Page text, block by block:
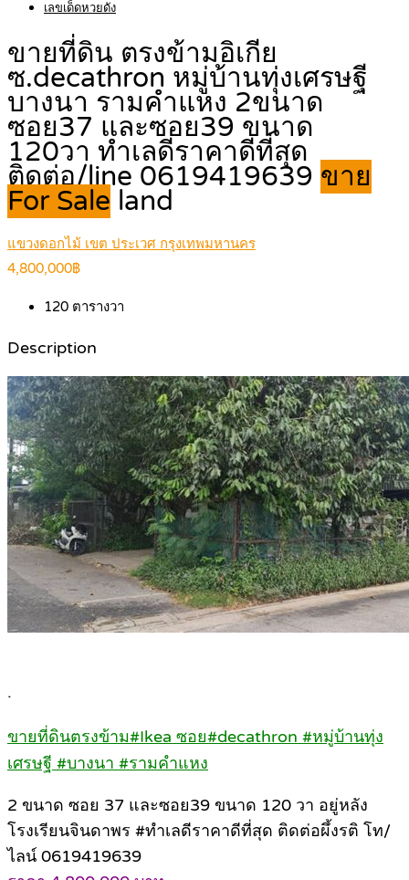
เลขเด็ดหวยดัง
ขายที่ดิน ตรงข้ามอิเกีย
ซ.decathron หมู่บ้านทุ่งเศรษฐี
บางนา รามคำแหง 2ขนาด
ซอย37 และซอย39 ขนาด
120วา ทำเลดีราคาดีที่สุด
ติดต่อ/line 0619419639 ขาย
For Sale land
แขวงดอกไม้ เขต ประเวศ กรุงเทพมหานคร
4,800,000฿
120 ตารางวา
Description
.
ขายที่ดินตรงข้าม#Ikea ซอย#decathron #หมู่บ้านทุ่ง
เศรษฐี #บางนา #รามคำแหง
2 ขนาด ซอย 37 และซอย39 ขนาด 120 วา อยู่หลัง
โรงเรียนจินดาพร #ทำเลดีราคาดีที่สุด ติดต่อผึ้งรติ โท/
ไลน์ 0619419639